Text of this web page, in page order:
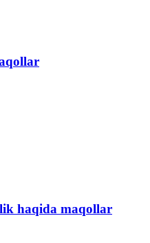
haqida maqollar